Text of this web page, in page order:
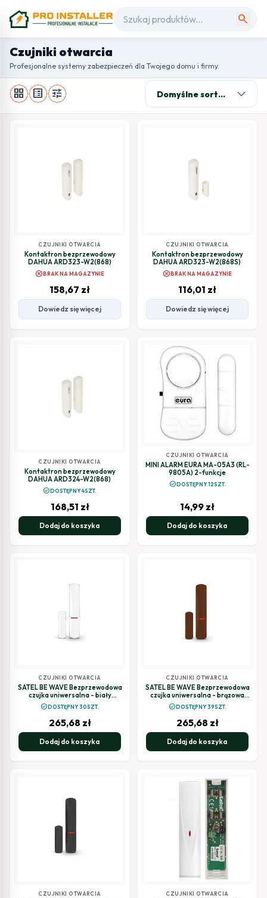
search
Czujniki otwarcia
Profesjonalne systemy zabezpieczeń dla Twojego domu i firmy.
grid_view list_alt tune
CZUJNIKI OTWARCIA
Kontaktron bezprzewodowy
DAHUA ARD323-W2(868)
cancelBRAK NA MAGAZYNIE
158,67 zł
Dowiedz się więcej
CZUJNIKI OTWARCIA
Kontaktron bezprzewodowy
DAHUA ARD323-W2(868S)
cancelBRAK NA MAGAZYNIE
116,01 zł
Dowiedz się więcej
CZUJNIKI OTWARCIA
Kontaktron bezprzewodowy
DAHUA ARD324-W2(868)
check_circleDOSTĘPNY 4SZT.
168,51 zł
Dodaj do koszyka
CZUJNIKI OTWARCIA
MINI ALARM EURA MA-05A3 (RL-
9805A) 2-funkcje
check_circleDOSTĘPNY 12SZT.
14,99 zł
Dodaj do koszyka
CZUJNIKI OTWARCIA
SATEL BE WAVE Bezprzewodowa
czujka uniwersalna - biały
Multipurpose Detector AXD-200
ABAX2
check_circleDOSTĘPNY 30SZT.
265,68 zł
Dodaj do koszyka
CZUJNIKI OTWARCIA
SATEL BE WAVE Bezprzewodowa
czujka uniwersalna - brązowa
Multipurpose Detector BR AXD-
200 BR ABAX2
check_circleDOSTĘPNY 39SZT.
265,68 zł
Dodaj do koszyka
CZUJNIKI OTWARCIA CZUJNIKI OTWARCIA